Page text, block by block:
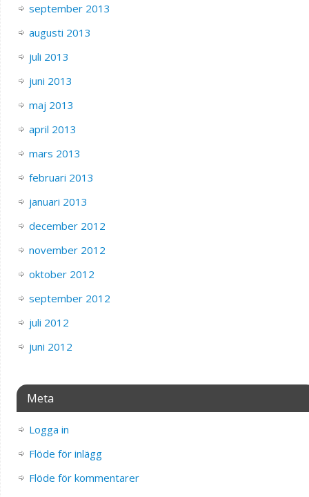
september 2013
augusti 2013
juli 2013
juni 2013
maj 2013
april 2013
mars 2013
februari 2013
januari 2013
december 2012
november 2012
oktober 2012
september 2012
juli 2012
juni 2012
Meta
Logga in
Flöde för inlägg
Flöde för kommentarer